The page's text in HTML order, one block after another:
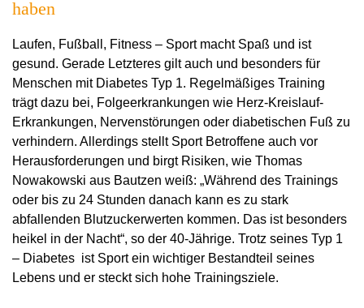
haben
Laufen, Fußball, Fitness – Sport macht Spaß und ist
gesund. Gerade Letzteres gilt auch und besonders für
Menschen mit Diabetes Typ 1. Regelmäßiges Training
trägt dazu bei, Folgeerkrankungen wie Herz-Kreislauf-
Erkrankungen, Nervenstörungen oder diabetischen Fuß zu
verhindern. Allerdings stellt Sport Betroffene auch vor
Herausforderungen und birgt Risiken, wie Thomas
Nowakowski aus Bautzen weiß: „Während des Trainings
oder bis zu 24 Stunden danach kann es zu stark
abfallenden Blutzuckerwerten kommen. Das ist besonders
heikel in der Nacht“, so der 40-Jährige. Trotz seines Typ 1
– Diabetes ist Sport ein wichtiger Bestandteil seines
Lebens und er steckt sich hohe Trainingsziele.